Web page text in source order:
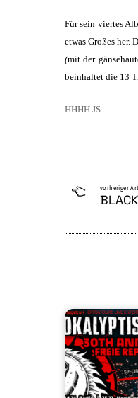
Für sein viertes
etwas Großes her.
(mit der
beinhaltet die 13
HHHH JS
vorheriger